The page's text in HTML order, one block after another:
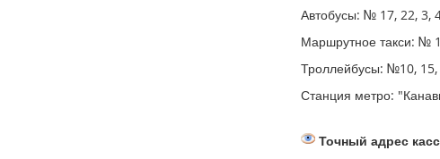
Автобусы: № 17, 22, 3,
Маршрутное такси: №
Троллейбусы: №10, 15,
Станция метро:
Точный адрес